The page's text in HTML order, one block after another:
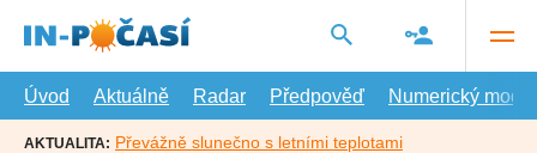
hlavní
Úvod
Aktuálně Radar Předpověď Numerický model
AKTUALITA: Převážně slunečno s letními teplotami